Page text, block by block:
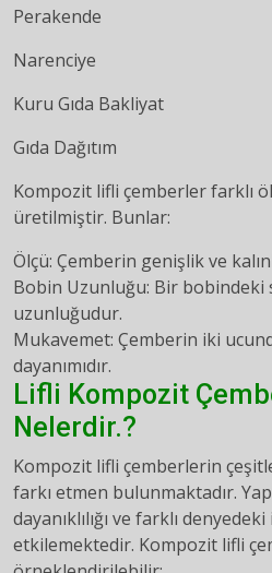
Perakende
Narenciye
Kuru Gıda Bakliyat
Gıda Dağıtım
Kompozit lifli çemberler farklı
üretilmiştir. Bunlar:
Ölçü: Çemberin genişlik ve
Bobin Uzunluğu: Bir bobindeki
uzunluğudur.
Mukavemet: Çemberin iki
dayanımıdır.
Lifli Kompozit
Nelerdir.?
Kompozit lifli çemberlerin
farkı etmen bulunmaktadır.
dayanıklılığı ve farklı
etkilemektedir. Kompozit lifli